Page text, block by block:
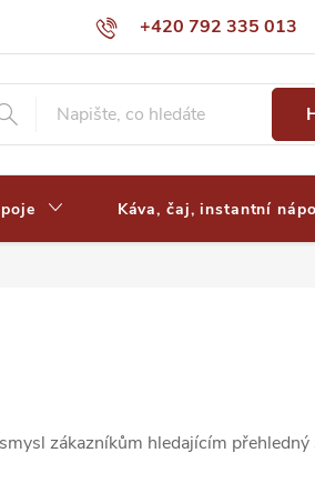
+420 792 335 013
Výdejní místa a ceny dopravy Často
Káva, čaj, instantní
zákazníkům hledajícím